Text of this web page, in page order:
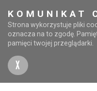
KOMUNIKAT
Strona wykorzystuje pliki
oznacza na to zgodę.
pamięci twojej przeglądarki.
X